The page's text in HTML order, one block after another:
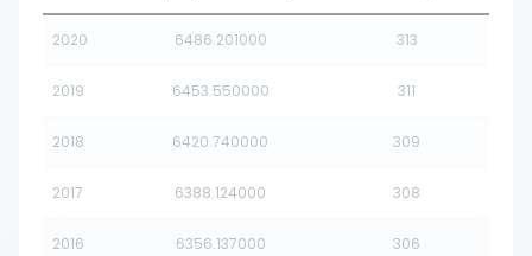
2020 6486.201000 313
2019 6453.550000 311
2018 6420.740000 309
2017 6388.124000 308
2016 6356.137000 306